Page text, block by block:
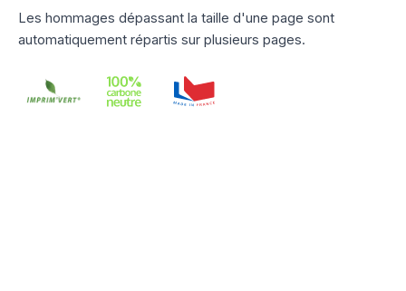
Les hommages dépassant la taille d'une page sont
automatiquement répartis sur plusieurs pages.